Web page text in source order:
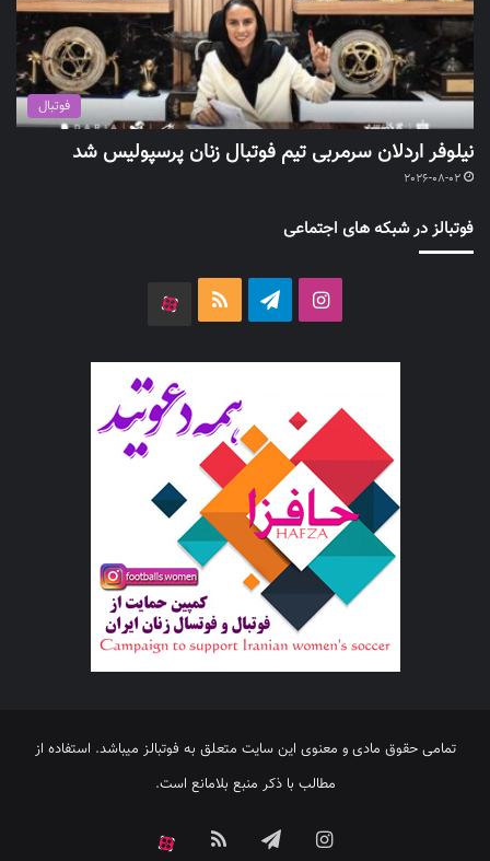
فوتبال
نیلوفر اردلان سرمربی تیم فوتبال زنان پرسپولیس شد
2026-08-02
فوتبالز در شبکه های اجتماعی
اینستاگرامتلگرام خوراک
تمامی حقوق مادی و معنوی این سایت متعلق به فوتبالز میباشد. استفاده از
مطالب با ذکر منبع بلامانع است.
اینستاگرامتلگرام خوراک